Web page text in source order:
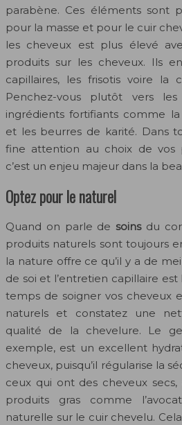
parabène. Ces éléments sont
pour la masse et pour le cuir
les cheveux est plus élevé
produits sur les cheveux. Ils
capillaires, les frisotis voire la
Penchez-vous plutôt vers
ingrédients fortifiants comme
et les beurres de karité. Dans
fine attention au choix de vos
c’est un enjeu majeur dans la
Optez pour le naturel
Quand on parle desoinsdu
produits naturels sont toujours
la nature offre ce qu’il y a de
de soi et l’entretien capillaire
temps de soigner vos cheveux
naturels et constatez une
qualité de la chevelure. Le
exemple, est un excellent
cheveux, puisqu’il régularise la
ceux qui ont des cheveux
produits gras comme
naturelle sur le cuir chevelu.